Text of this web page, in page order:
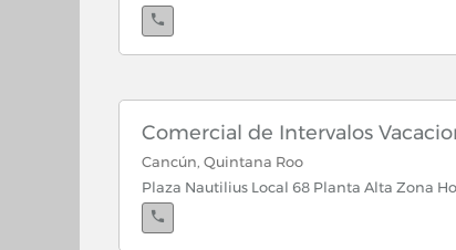
Cancún, Quintana Roo
Kukulcán Lt. 24 Km. 13. 5 Zona H. Hotel
Comercial de Intervalos
Cancún, Quintana Roo
Plaza Nautilius Local 68 Planta Alta Zona